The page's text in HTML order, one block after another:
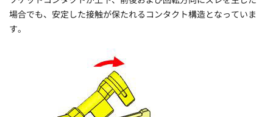
場合でも、安定した接触が保たれるコンタクト構造となっていま
す。